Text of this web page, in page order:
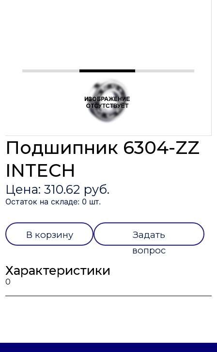
Подшипник 6304-ZZ
INTECH
Цена: 310.62 руб.
Остаток на складе: 0 шт.
В корзину
Задать
вопрос
Характеристики
0